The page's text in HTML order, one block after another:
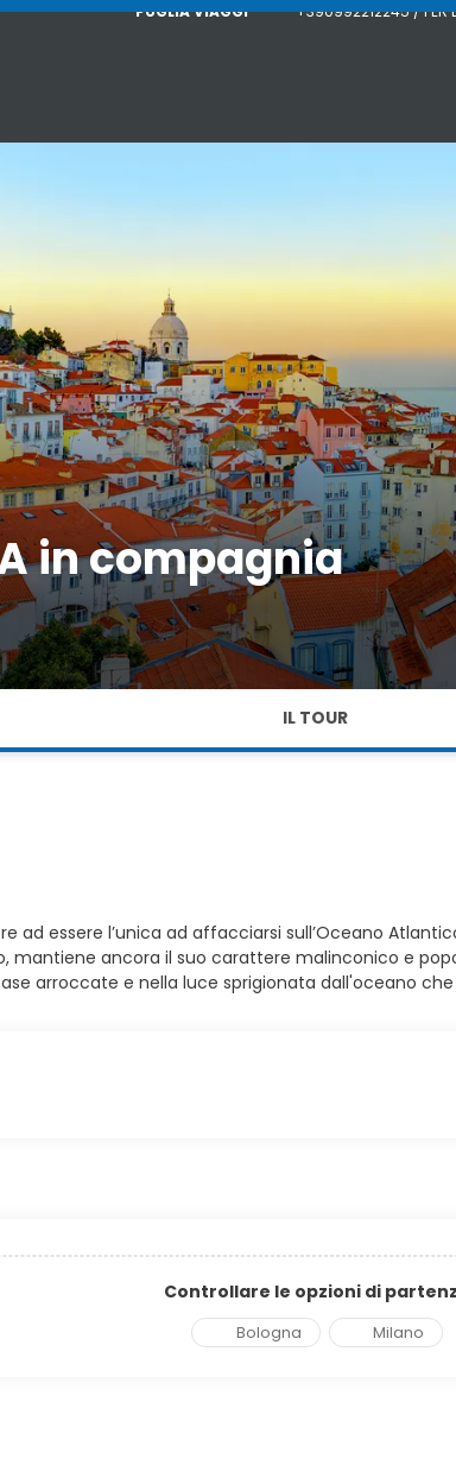
PUGLIA VIAGGI +390992212245 / PER
in compagnia
IL TOUR
ad essere l’unica ad affacciarsi sull’Oceano
ancora il suo carattere malinconico e
arroccate e nella luce sprigionata dall'oceano
Controllare le opzioni di
Bologna Milano